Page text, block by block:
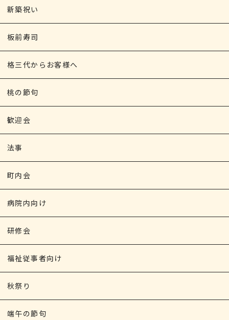
新築祝い
板前寿司
格三代からお客様へ
桃の節句
歓迎会
法事
町内会
病院内向け
研修会
福祉従事者向け
秋祭り
端午の節句